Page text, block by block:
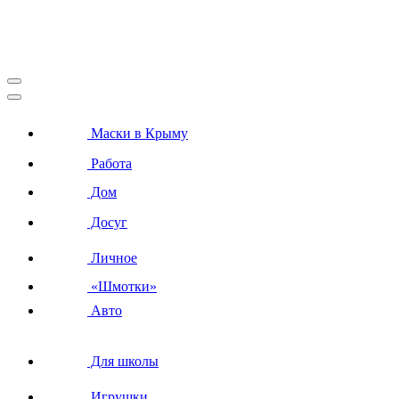
Маски в Крыму
Работа
Дом
Досуг
Личное
«Шмотки»
Авто
Для школы